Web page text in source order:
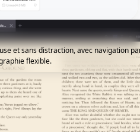
et sans distraction, avec navigation
flexible.